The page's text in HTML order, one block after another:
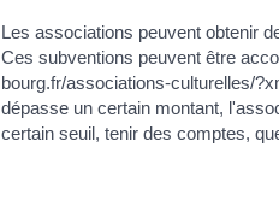
Les associations peuvent obtenir
Ces subventions peuvent être
bourg.fr/associations-culturelles/
dépasse un certain montant,
certain seuil, tenir des comptes,